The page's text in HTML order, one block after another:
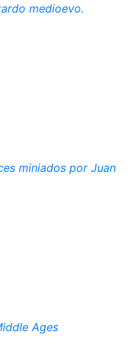
medioevo.
miniados por Juan
Ages